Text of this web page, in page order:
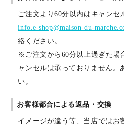
ご注文より60分以内はキャンセ
info.e-shop@maison-du-
絡ください。
※ご注文から60分以上過ぎた場
ャンセルは承っておりません。
い。
お客様都合による返品・交換
イメージが違う等、当店ではお